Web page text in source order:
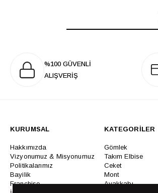
%100 GÜVENLİ
ALIŞVERİŞ
KURUMSAL
Hakkımızda
Vizyonumuz & Misyonumuz
Politikalarımız
Bayilik
Franchise
KATEGORİLER
Gömlek
Takım Elbise
Ceket
Mont
Ayakkabı